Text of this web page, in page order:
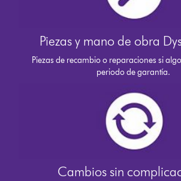
Piezas y mano de obra
Piezas de recambio o reparaciones si
periodo de garantía.
Cambios sin